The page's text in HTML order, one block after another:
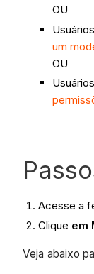
OU
um
OU
Acesse a
Clique em
Veja abaixo